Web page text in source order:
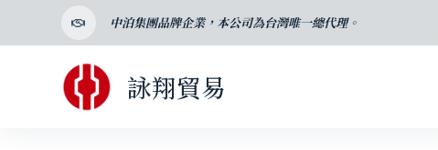
至
中泊集團品牌企業，本公司為台灣唯一總代理。
詠翔貿易